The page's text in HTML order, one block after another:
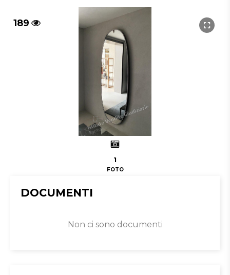
189
1
FOTO
DOCUMENTI
Non ci sono documenti